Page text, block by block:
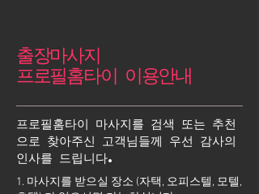
출장마사지
프로필홈타이 이용안내
프로필홈타이 마사지를 검색 또는 추천
으로 찾아주신 고객님들께 우선 감사의
인사를 드립니다.
1. 마사지를 받으실 장소 (자택, 오피스텔, 모텔,